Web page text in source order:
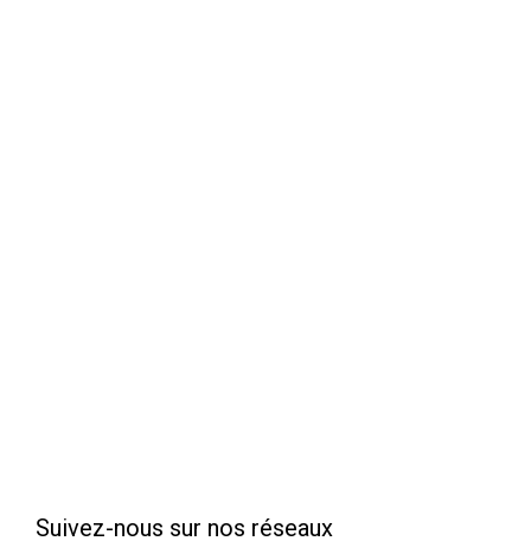
Suivez-nous sur nos réseaux